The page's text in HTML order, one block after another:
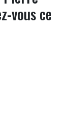
vous ce